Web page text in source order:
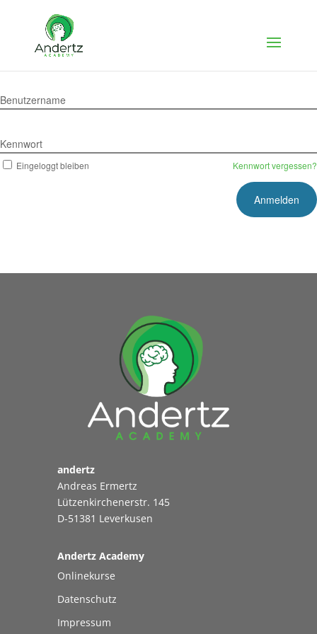
Benutzername
Kennwort
Eingeloggt bleiben Kennwort vergessen?
andertz
Andreas Ermertz
Lützenkirchenerstr. 145
D-51381 Leverkusen
Andertz Academy
Onlinekurse
Datenschutz
Impressum